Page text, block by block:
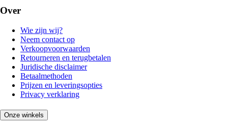
Over
Wie zijn wij?
Neem contact op
Verkoopvoorwaarden
Retourneren en terugbetalen
Juridische disclaimer
Betaalmethoden
Prijzen en leveringsopties
Privacy verklaring
Onze winkels